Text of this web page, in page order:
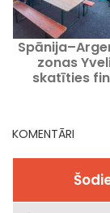
zonas
skatīties
KOMENTĀRI